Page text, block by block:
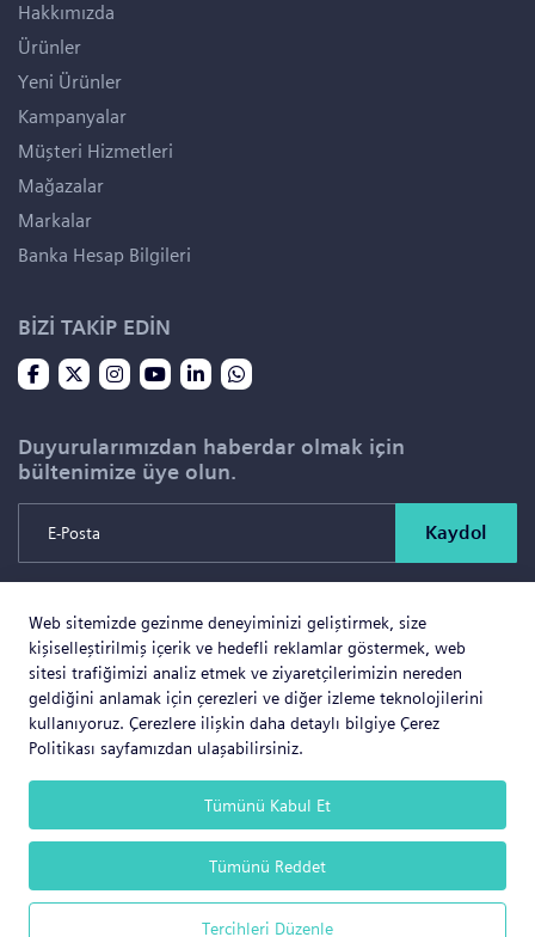
Web sitemizde gezinme deneyiminizi geliştirmek, size
kişiselleştirilmiş içerik ve hedefli reklamlar göstermek, web
sitesi trafiğimizi analiz etmek ve ziyaretçilerimizin nereden
geldiğini anlamak için çerezleri ve diğer izleme teknolojilerini
kullanıyoruz. Çerezlere ilişkin daha detaylı bilgiye Çerez
Politikası sayfamızdan ulaşabilirsiniz.
Tümünü Kabul Et
Tümünü Reddet
Tercihleri Düzenle
Hakkımızda
Ürünler
Yeni Ürünler
Kampanyalar
Müşteri Hizmetleri
Mağazalar
Markalar
Banka Hesap Bilgileri
BİZİ TAKİP EDİN
Duyurularımızdan haberdar olmak için
bültenimize üye olun.
Kaydol
Copyright © 2026 SOLD PROJE SATIŞ YÖNETİMİ VE
GAYRİMENKUL İNŞAAT TİCARET LTD.ŞTİ. Tüm Hakları
Saklıdır.
Web Business® e-ticaret sistemleri ile hazırlanmıştır.